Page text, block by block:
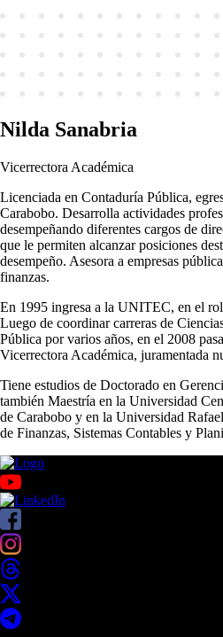
Nilda Sanabria
Vicerrectora Académica
Licenciada en Contaduría Pública,
Carabobo. Desarrolla actividades
desempeñando diferentes cargos de
que le permiten alcanzar posiciones
desempeño. Asesora a empresas
finanzas.
En 1995 ingresa a la UNITEC, en el
Luego de coordinar carreras de
Pública por varios años, en el 2008
Vicerrectora Académica, juramentada
Tiene estudios de Doctorado en
también Maestría en la Universidad
de Carabobo y en la Universidad
de Finanzas, Sistemas Contables y